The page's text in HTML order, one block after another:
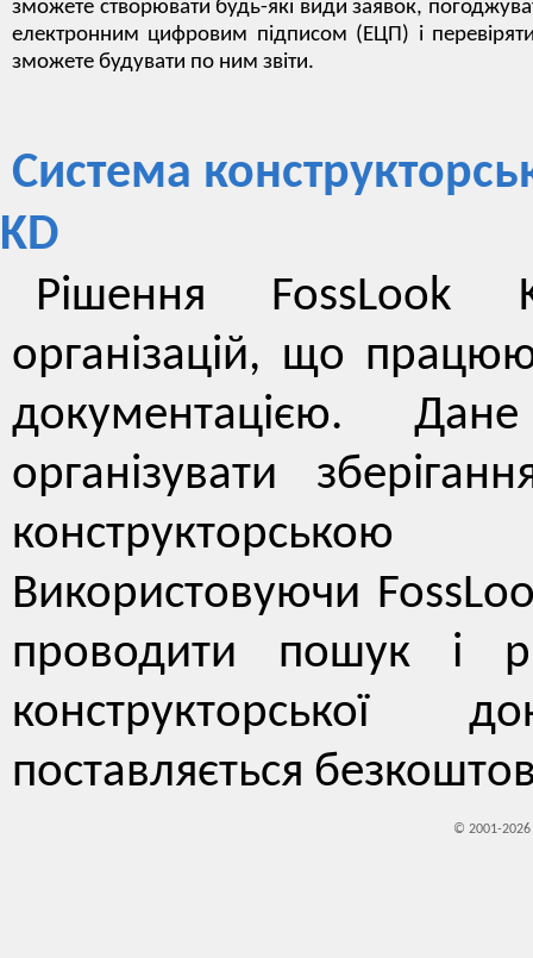
зможете створювати будь-які види заявок,
електронним цифровим підписом (ЕЦП) і перевіряти
зможете будувати по ним звіти.
Система
KD
Рішення FossLook
організацій, що
документацією.
організувати
Використовуючи
проводити пошук і
конструкторської
поставляється
© 2001-2026